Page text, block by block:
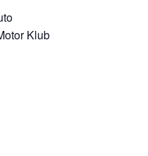
Klub